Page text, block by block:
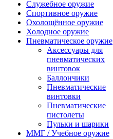
Служебное оружие
Спортивное оружие
Охолощённое оружие
Холодное оружие
Пневматическое оружие
Аксессуары для
пневматических
винтовок
Баллончики
Пневматические
винтовки
Пневматические
пистолеты
Пульки и шарики
ММГ / Учебное оружие